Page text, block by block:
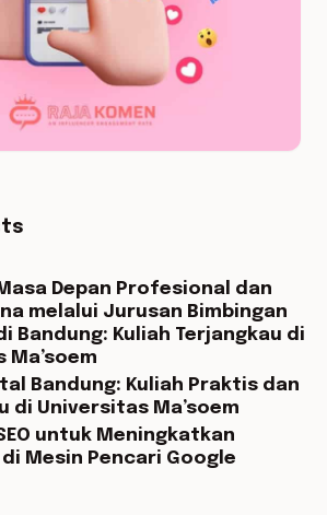
Depan Profesional dan
melalui Jurusan Bimbingan
Bandung: Kuliah Terjangkau di
Bandung: Kuliah Praktis dan
di Universitas Ma’soem
untuk Meningkatkan
Mesin Pencari Google